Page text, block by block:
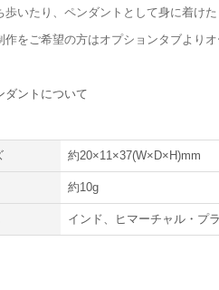
歩いたり、ペンダントとして身に着け
をご希望の方はオプションタブより
ダントについて
約20×11×37(W×D×H)mm
約10g
インド、ヒマーチャル・プ